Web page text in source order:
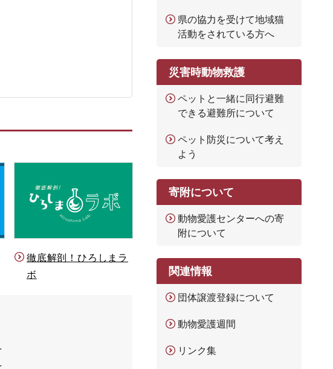
徹底解剖！ひろしまラ
ボ
県の協力を受けて地域猫
活動をされている方へ
災害時動物救護
ペットと一緒に同行避難
できる避難所について
ペット防災について考え
よう
寄附について
動物愛護センターへの寄
附について
関連情報
団体譲渡登録について
動物愛護週間
リンク集